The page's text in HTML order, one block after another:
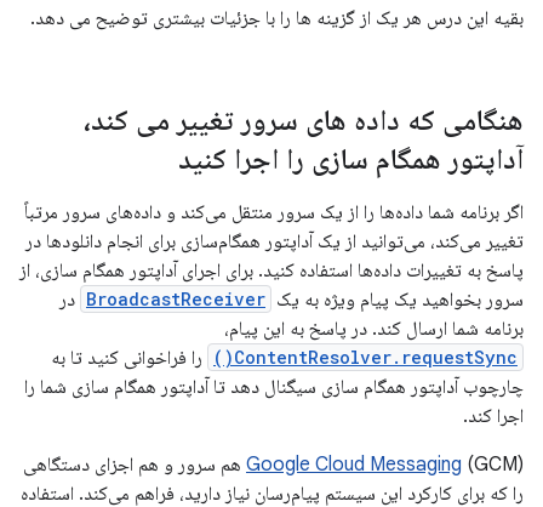
بقیه این درس هر یک از گزینه ها را با جزئیات بیشتری توضیح می دهد.
هنگامی که داده های سرور تغییر می کند،
آداپتور همگام سازی را اجرا کنید
اگر برنامه شما داده‌ها را از یک سرور منتقل می‌کند و داده‌های سرور مرتباً
تغییر می‌کند، می‌توانید از یک آداپتور همگام‌سازی برای انجام دانلودها در
پاسخ به تغییرات داده‌ها استفاده کنید. برای اجرای آداپتور همگام سازی، از
سرور بخواهید یک پیام ویژه به یک BroadcastReceiver در
برنامه شما ارسال کند. در پاسخ به این پیام،
ContentResolver.requestSync()
را فراخوانی کنید تا به
چارچوب آداپتور همگام سازی سیگنال دهد تا آداپتور همگام سازی شما را
اجرا کند.
Google Cloud Messaging (GCM) هم سرور و هم اجزای دستگاهی
را که برای کارکرد این سیستم پیام‌رسان نیاز دارید، فراهم می‌کند. استفاده